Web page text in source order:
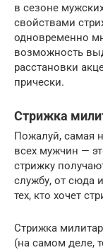
в сезоне
свойствами
одновременно
возможность
расстановки
прически.
Стрижка
Пожалуй, самая
всех мужчин —
стрижку
службу, от сюда
тех, кто хочет
Стрижка
(на самом деле,